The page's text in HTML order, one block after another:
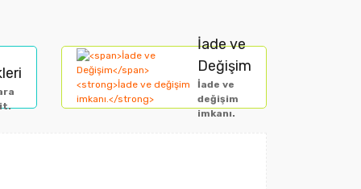
İade ve
Değişim
İade ve
değişim
imkanı.